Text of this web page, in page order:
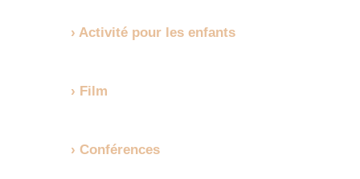
Activité pour les enfants
Film
Conférences